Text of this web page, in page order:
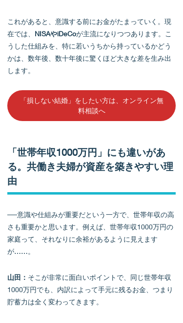
これがあると、意識する前にお金がたまっていく。現
在では、 NISAやiDeCoが主流になりつつあります。こ
うした仕組みを、特に若いうちから持っているかどう
かは、数年後、数十年後に驚くほど大きな差を生み出
します。
「損しない結婚」をしたい方は、オンライン無
料相談へ
「世帯年収1000万円」にも違いがあ
る。共働き夫婦が資産を築きやすい理
由
──意識や仕組みが重要だという一方で、世帯年収の高
さも重要かと思います。例えば、世帯年収1000万円の
家庭って、それなりに余裕があるように見えます
が……。
山田： そこが非常に面白いポイントで、同じ世帯年収
1000万円でも、内訳によって手元に残るお金、つまり
貯蓄力は全く変わってきます。